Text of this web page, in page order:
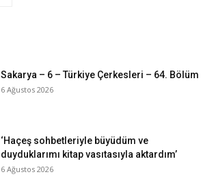
Sakarya – 6 – Türkiye Çerkesleri – 64. Bölüm
6 Ağustos 2026
‘Haçeş sohbetleriyle büyüdüm ve
duyduklarımı kitap vasıtasıyla aktardım’
6 Ağustos 2026